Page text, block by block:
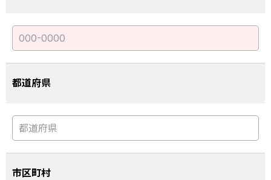
都道府県
市区町村